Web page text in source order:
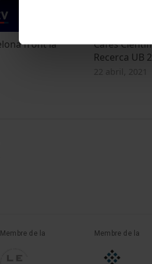
front la
Cafès
Recerca UB
22 abril, 2021
Membre de la Membre de la